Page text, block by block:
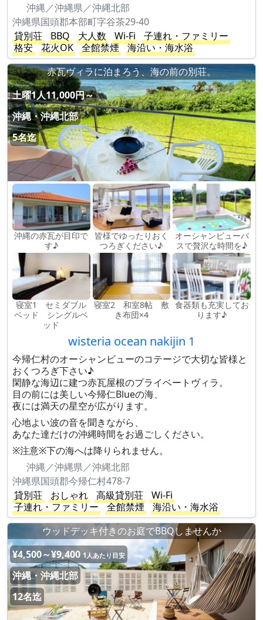
沖縄／沖縄県／沖縄北部
沖縄県国頭郡本部町字谷茶29-40
貸別荘
BBQ 大人数 Wi-Fi
子連れ・ファミリー
格安
花火OK 全館禁煙
海沿い・海水浴
赤瓦ヴィラに泊まろう、海の前の別荘。
土曜1人11,000円～
沖縄・沖縄北部
5名迄
沖縄の赤瓦が目印で
す♪
皆様でゆったりおく
つろぎください♪
オーシャンビューバ
スで贅沢な時間を♪
寝室1 セミダブル
ベッド シングルベ
ッド
寝室2 和室8帖 敷
き布団×4
食器類も充実してお
ります♪
wisteria ocean nakijin 1
今帰仁村のオーシャンビューのコテージで大切な皆様と
おくつろぎ下さい♪
閑静な海辺に建つ赤瓦屋根のプライベートヴィラ。
目の前には美しい今帰仁Blueの海、
夜には満天の星空が広がります。
心地よい波の音を聞きながら、
あなた達だけの沖縄時間をお過ごしください。
※注意※下の海へは降りられません。
沖縄／沖縄県／沖縄北部
沖縄県国頭郡今帰仁村478-7
貸別荘
おしゃれ 高級貸別荘
Wi-Fi
子連れ・ファミリー
全館禁煙
海沿い・海水浴
ウッドデッキ付きのお庭でBBQしませんか
¥4,500～¥9,400 1人あたり目安
沖縄・沖縄北部
12名迄